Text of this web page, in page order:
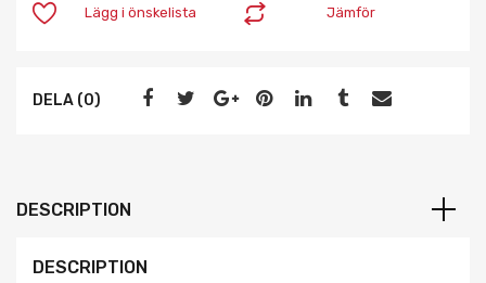
Jämför
Lägg i önskelista
DELA (0)
DESCRIPTION
DESCRIPTION